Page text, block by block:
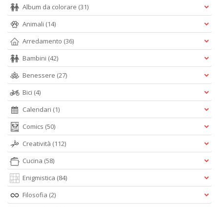
Album da colorare (31)
Animali (14)
Arredamento (36)
Bambini (42)
Benessere (27)
Bici (4)
Calendari (1)
Comics (50)
Creatività (112)
Cucina (58)
Enigmistica (84)
Filosofia (2)